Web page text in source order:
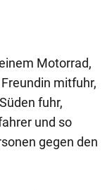
Motorrad,
mitfuhr,
fuhr,
und so
gegen den